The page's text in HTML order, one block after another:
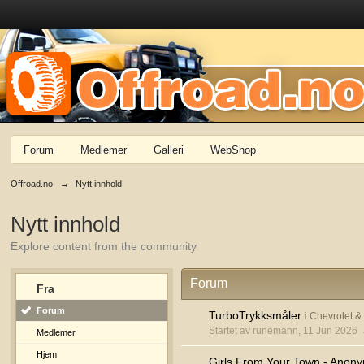
Forum Medlemer Galleri WebShop
Offroad.no → Nytt innhold
Nytt innhold
Explore content from the community
Fra
Forum
Medlemer
Hjem
Forum
TurboTrykksmåler i Chevrolet &
Startet av runemann, 11 Jun 2026